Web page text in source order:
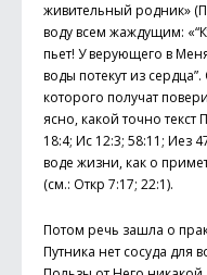
живительный родник»
воду всем жаждущим:
пьет! У верующего в
воды потекут из
которого получат
ясно, какой точно
18:4; Ис 12:3; 58:11; Иез
воде жизни, как о
(см.: Откр 7:17; 22:1).
Потом речь зашла о
Путника нет сосуда для